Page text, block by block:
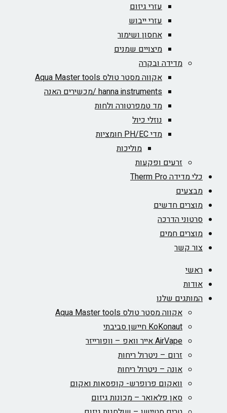
עזרי גיזום
עזרי ייבוש
אחסון ושימור
מיצויים שמנים
מדידה ובקרה
אקווה מסטר טולס Aqua Master tools
hanna instruments /מכשירים האנה
מד טמפרטורה ולחות
נוזלי כיול
מדי PH/EC חומציות
מוליכות
זרעים ופקעות
כלי מדידה Therm Pro
מבצעים
מוצרים חדשים
סרטוני הדרכה
מוצרים חמים
צור קשר
ראשי
אודות
המותגים שלנו
אקווה מסטר טולס Aqua Master tools
KoKonaut חיישן סביבתי
AirVape אייר וואפ – וופורייזר
זרום – ניטרול ריחות
אונה – ניטרול ריחות
וואקום פרופרש- קופסאות ואקום
סאן פלאואר – מכונות גיזום